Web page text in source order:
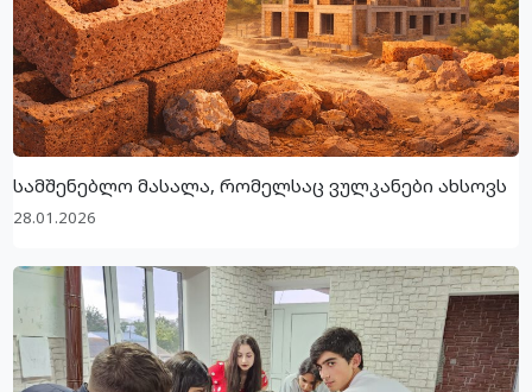
სამშენებლო მასალა, რომელსაც ვულკანები ახსოვს
28.01.2026